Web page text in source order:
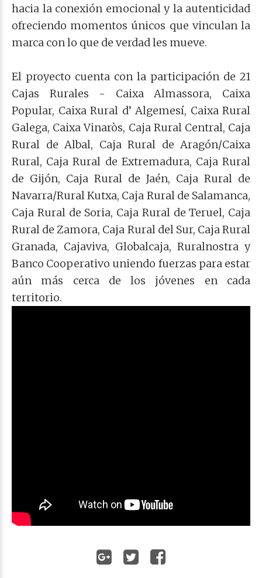
hacia la conexión emocional y la autenticidad
ofreciendo momentos únicos que vinculan la
marca con lo que de verdad les mueve.
El proyecto cuenta con la participación de 21
Cajas Rurales - Caixa Almassora, Caixa
Popular, Caixa Rural d’ Algemesí, Caixa Rural
Galega, Caixa Vinaròs, Caja Rural Central, Caja
Rural de Albal, Caja Rural de Aragón/Caixa
Rural, Caja Rural de Extremadura, Caja Rural
de Gijón, Caja Rural de Jaén, Caja Rural de
Navarra/Rural Kutxa, Caja Rural de Salamanca,
Caja Rural de Soria, Caja Rural de Teruel, Caja
Rural de Zamora, Caja Rural del Sur, Caja Rural
Granada, Cajaviva, Globalcaja, Ruralnostra y
Banco Cooperativo uniendo fuerzas para estar
aún más cerca de los jóvenes en cada
territorio.